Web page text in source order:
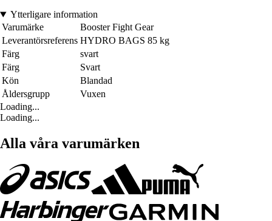
Ytterligare information
Varumärke
Booster Fight Gear
Leverantörsreferens HYDRO BAGS 85 kg
Färg
svart
Färg
Svart
Kön
Blandad
Åldersgrupp
Vuxen
Loading...
Loading...
Alla våra varumärken